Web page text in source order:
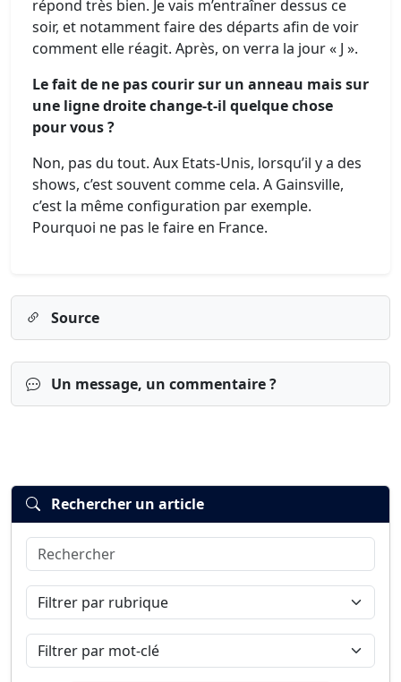
répond très bien. Je vais m’entraîner dessus ce
soir, et notamment faire des départs afin de voir
comment elle réagit. Après, on verra la jour « J ».
Le fait de ne pas courir sur un anneau mais sur
une ligne droite change-t-il quelque chose
pour vous ?
Non, pas du tout. Aux Etats-Unis, lorsqu’il y a des
shows, c’est souvent comme cela. A Gainsville,
c’est la même configuration par exemple.
Pourquoi ne pas le faire en France.
Source
Un message, un commentaire ?
Connexion
Rechercher un article
Rechercher
Filtrer par rubrique
Filtrer par mot-clé